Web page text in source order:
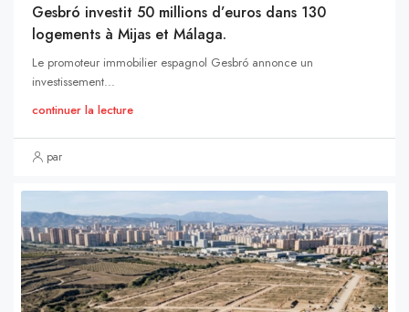
Gesbró investit 50 millions d’euros dans 130
logements à Mijas et Málaga.
Le promoteur immobilier espagnol Gesbró annonce un
investissement...
continuer la lecture
par